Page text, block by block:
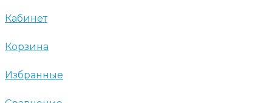
Кабинет
Корзина
Избранные